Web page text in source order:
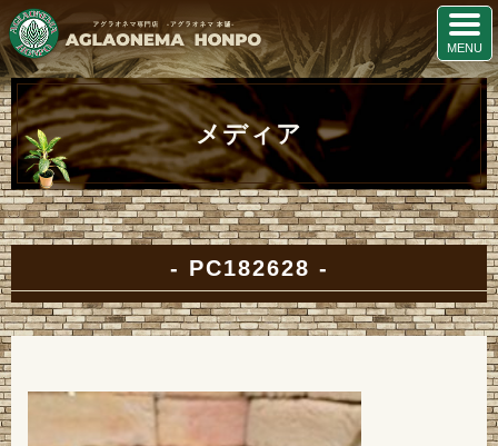
メディア
PC182628